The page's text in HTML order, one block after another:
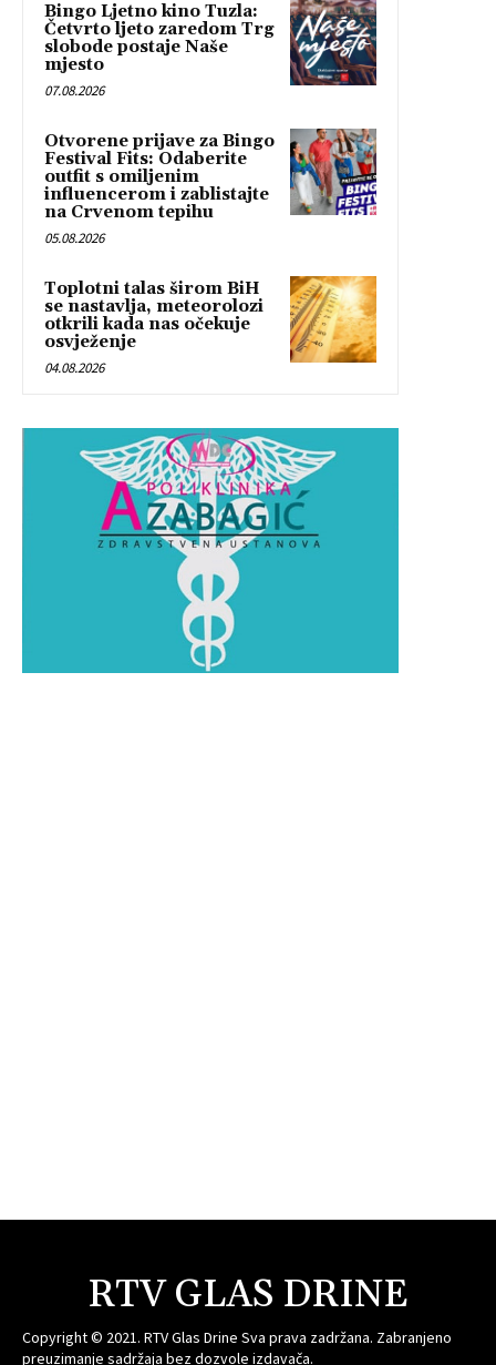
Bingo Ljetno kino Tuzla:
Četvrto ljeto zaredom Trg
slobode postaje Naše
mjesto
07.08.2026
Otvorene prijave za Bingo
Festival Fits: Odaberite
outfit s omiljenim
influencerom i zablistajte
na Crvenom tepihu
05.08.2026
Toplotni talas širom BiH
se nastavlja, meteorolozi
otkrili kada nas očekuje
osvježenje
04.08.2026
RTV GLAS DRINE
Copyright © 2021. RTV Glas Drine Sva prava zadržana. Zabranjeno
preuzimanje sadržaja bez dozvole izdavača.